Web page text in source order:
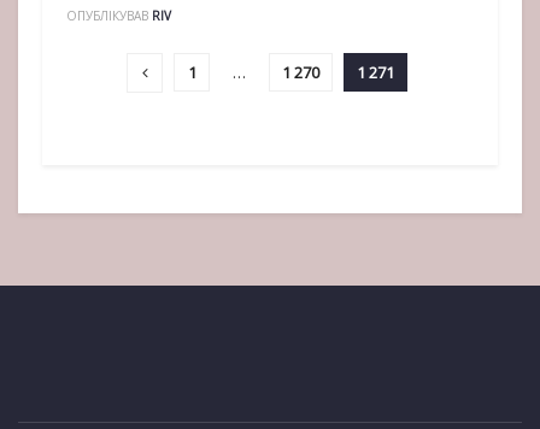
ОПУБЛІКУВАВ RIV
1 … 1 270 1 271